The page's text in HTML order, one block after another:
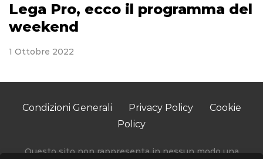
Lega Pro, ecco il programma del
weekend
1 Ottobre 2022
Condizioni Generali Privacy Policy
Cookie
Policy
Questo sito non rappresenta in nessun modo una